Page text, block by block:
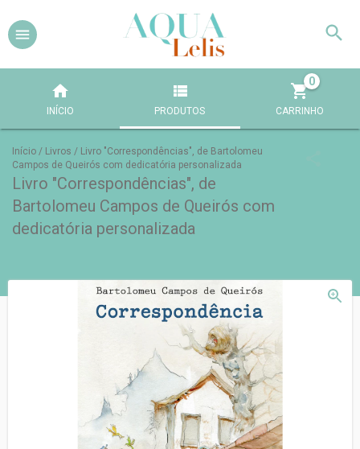
INÍCIO PRODUTOS CARRINHO
0
Início / Livros / Livro "Correspondências", de Bartolomeu
Campos de Queirós com dedicatória personalizada
Livro "Correspondências", de
Bartolomeu Campos de Queirós com
dedicatória personalizada